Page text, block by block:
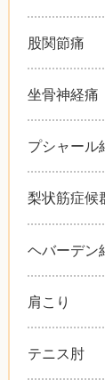
股関節痛
坐骨神経痛
プシャール
梨状筋症候
ヘバーデン
肩こり
テニス肘